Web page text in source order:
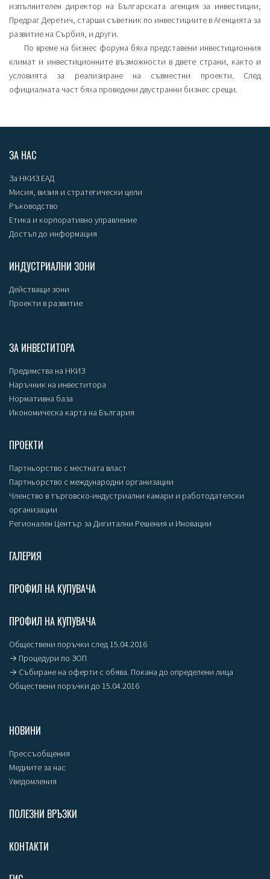
изпълнителен директор на Българската агенция за инвестиции,
Предраг Деретич, старши съветник по инвестициите в Агенцията за
развитие на Сърбия, и други.
По време на бизнес форума бяха представени инвестиционния
климат и инвестиционните възможности в двете страни, както и
условията за реализиране на съвместни проекти. След
официалната част бяха проведени двустранни бизнес срещи.
ЗА НАС
За НКИЗ ЕАД
Мисия, визия и стратегически цели
Ръководство
Етика и корпоративно управление
Достъп до информация
ИНДУСТРИАЛНИ ЗОНИ
Действащи зони
Проекти в развитие
ЗА ИНВЕСТИТОРА
Предимства на НКИЗ
Наръчник на инвеститора
Нормативна база
Икономическа карта на България
ПРОЕКТИ
Партньорство с местната власт
Партньорство с международни организации
Членство в търговско-индустриални камари и работодателски
организации
Регионален Център за Дигитални Решения и Иновации
ГАЛЕРИЯ
ПРОФИЛ НА КУПУВАЧА
ПРОФИЛ НА КУПУВАЧА
Обществени поръчки след 15.04.2016
→ Процедури по ЗОП
→ Събиране на оферти с обява. Покана до определени лица
Обществени поръчки до 15.04.2016
НОВИНИ
Прессъобщения
Медиите за нас
Уведомления
ПОЛЕЗНИ ВРЪЗКИ
КОНТАКТИ